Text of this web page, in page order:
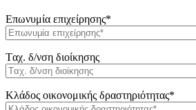
Επωνυμία επιχείρησης*
Tαχ. δ/νση διοίκησης
Κλάδος οικονομικής δραστηριότητας*